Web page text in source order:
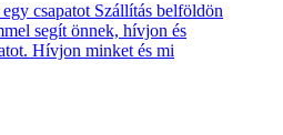
csapatot Szállítás belföldön
segít önnek, hívjon és
Hívjon minket és mi